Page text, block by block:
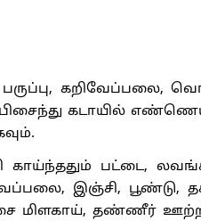
கறிவேப்பலை,
கடாயில் எண்ணெய்
பட்டை,
இஞ்சி, பூண்டு,
மிளகாய், தண்ணீர்